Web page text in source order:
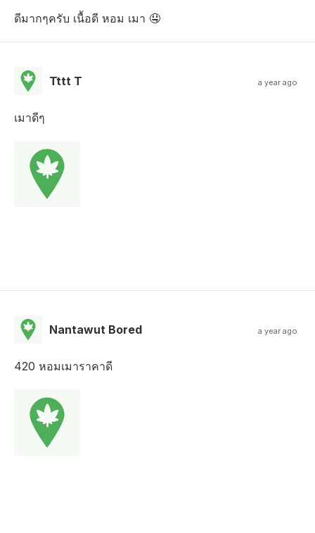
ดีมากๆครับ เนื้อดี หอม เมา 🤤
Tttt T a year ago
เมาดีๆ
Nantawut Bored a year ago
420 หอมเมาราคาดี